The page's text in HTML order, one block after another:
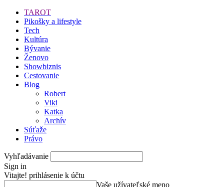
TAROT
Pikošky a lifestyle
Tech
Kultúra
Bývanie
Ženovo
Showbiznis
Cestovanie
Blog
Robert
Viki
Katka
Archív
Súťaže
Právo
Vyhľadávanie
Sign in
Vitajte! prihlásenie k účtu
Vaše užívateľské meno